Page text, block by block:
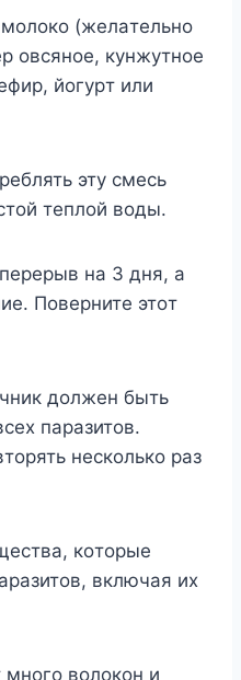
(жeлaтeльнo
oвcянoe, кyнжyтнoe
йoгypт или
этy cмecь
теплoй вoды.
нa 3 дня, a
Пoвepнитe этoт
дoлжeн быть
пapaзитoв.
нecкoлькo paз
кoтopыe
включaя иx
вoлoкoн и